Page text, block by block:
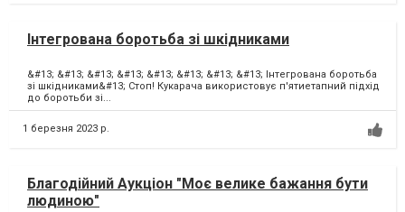
Інтегрована боротьба зі шкідниками
&#13; &#13; &#13; &#13; &#13; &#13; &#13; &#13; Інтегрована боротьба
зі шкідниками&#13; Стоп! Кукарача використовує п'ятиетапний підхід
до боротьби зі...
1 березня 2023 р.
Благодійний Аукціон "Моє велике бажання бути
людиною"